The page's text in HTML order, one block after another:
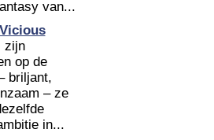
van...
zijn
op de
briljant,
– ze
in...